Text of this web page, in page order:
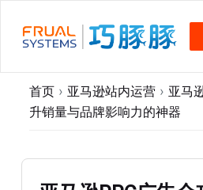
过
首页 › 亚马逊站内运营 › 亚马
升销量与品牌影响力的神器